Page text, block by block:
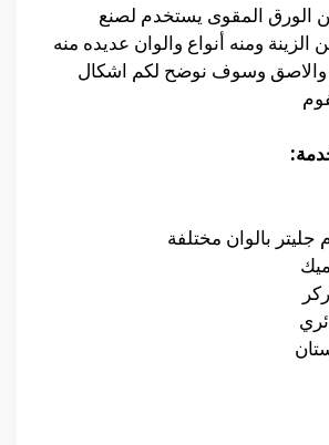
الورق المقوى يستخدم لصنع
ومنه أنواع والوان عديده منه
والاصق وسوف نوضح لكم اشكال
بالوان مختلفة